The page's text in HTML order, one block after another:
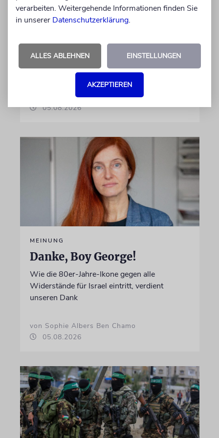
Preise, Geisel, Beben
Kurzmeldungen aus Israel
von Sabine Brandes
05.08.2026
MEINUNG
Danke, Boy George!
Wie die 80er-Jahre-Ikone gegen alle
Widerstände für Israel eintritt, verdient
unseren Dank
von Sophie Albers Ben Chamo
05.08.2026
verarbeiten. Weitergehende Informationen finden Sie
in unserer Datenschutzerklärung.
ALLES ABLEHNEN EINSTELLUNGEN
AKZEPTIEREN